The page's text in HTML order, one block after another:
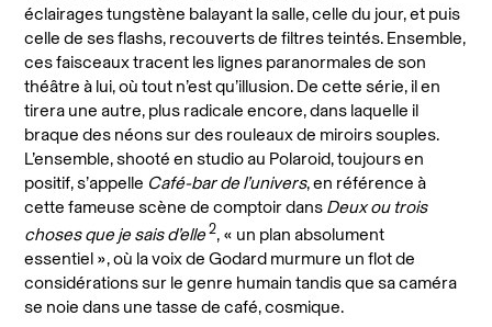
éclairages tungstène balayant la salle, celle du jour, et puis
celle de ses flashs, recouverts de filtres teintés. Ensemble,
ces faisceaux tracent les lignes paranormales de son
théâtre à lui, où tout n’est qu’illusion. De cette série, il en
tirera une autre, plus radicale encore, dans laquelle il
braque des néons sur des rouleaux de miroirs souples.
L’ensemble, shooté en studio au Polaroid, toujours en
positif, s’appelle Café-bar de l’univers, en référence à
cette fameuse scène de comptoir dansDeux ou trois
choses que je sais d’elle2, « un plan absolument
essentiel », où la voix de Godard murmure un flot de
considérations sur le genre humain tandis que sa caméra
se noie dans une tasse de café, cosmique.